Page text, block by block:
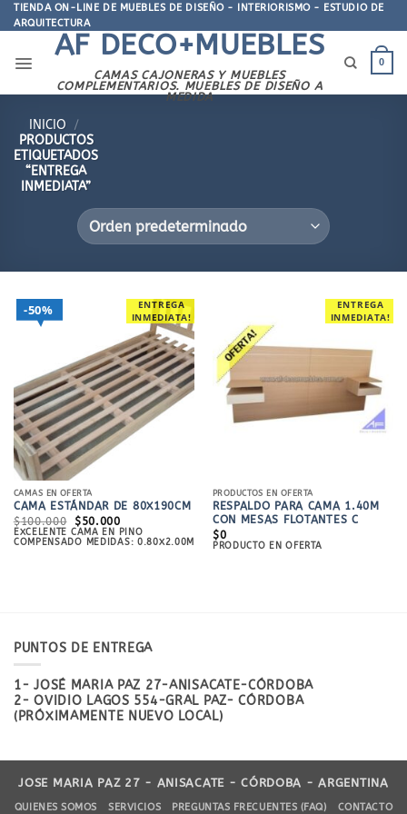
Saltar
al
contenido
TIENDA ON-LINE DE MUEBLES DE DISEÑO - INTERIORISMO - ESTUDIO DE
ARQUITECTURA
AF DECO+MUEBLES
CAMAS CAJONERAS Y MUEBLES
COMPLEMENTARIOS. MUEBLES DE DISEÑO A
MEDIDA
0
INICIO /
PRODUCTOS
ETIQUETADOS
“ENTREGA
INMEDIATA”
ENTREGA
INMEDIATA!
50%
CAMAS EN OFERTA
CAMA ESTÁNDAR DE 80X190CM
$100.000
EL
PRECIO
ORIGINAL
$50.000EL
PRECIO
ACTUAL
EXCELENTE CAMA EN PINO
COMPENSADO MEDIDAS: 0.80X2.00M
ENTREGA
INMEDIATA!
PRODUCTOS EN OFERTA
RESPALDO PARA CAMA 1.40M
CON MESAS FLOTANTES C
$0
PRODUCTO EN OFERTA
PUNTOS DE ENTREGA
1- JOSÉ MARIA PAZ 27-ANISACATE-CÓRDOBA
2- OVIDIO LAGOS 554-GRAL PAZ- CÓRDOBA
(PRÓXIMAMENTE NUEVO LOCAL)
JOSE MARIA PAZ 27 - ANISACATE - CÓRDOBA - ARGENTINA
QUIENES SOMOS SERVICIOS PREGUNTAS FRECUENTES (FAQ) CONTACTO